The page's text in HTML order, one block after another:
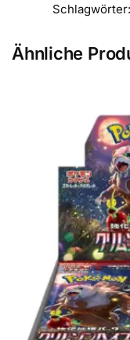
Schlagwörter:
Ähnliche